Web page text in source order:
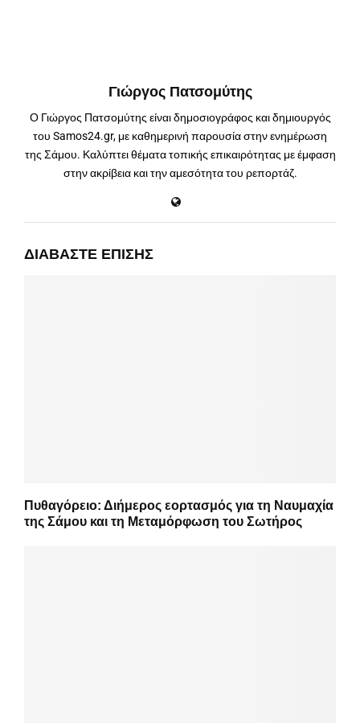
Γιώργος Πατσομύτης
Ο Γιώργος Πατσομύτης είναι δημοσιογράφος και δημιουργός
του Samos24.gr, με καθημερινή παρουσία στην ενημέρωση
της Σάμου. Καλύπτει θέματα τοπικής επικαιρότητας με έμφαση
στην ακρίβεια και την αμεσότητα του ρεπορτάζ.
ΔΙΑΒΆΣΤΕ ΕΠΊΣΗΣ
Πυθαγόρειο: Διήμερος εορτασμός για τη Ναυμαχία
της Σάμου και τη Μεταμόρφωση του Σωτήρος